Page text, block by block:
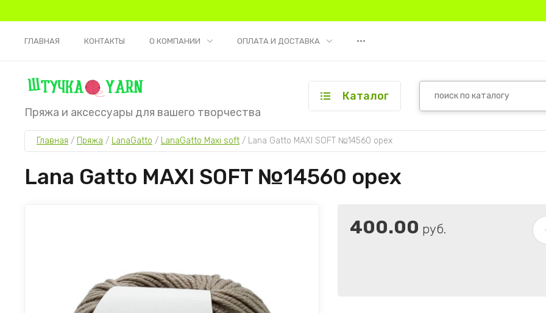
ГЛАВНАЯ КОНТАКТЫ О КОМПАНИИ ОПЛАТА И ДОСТАВКА •••
Пряжа и аксессуары для вашего творчества
Каталог
Главная / Пряжа / LanaGatto / LanaGatto Maxi soft / Lana Gatto MAXI SOFT №14560 орех
Lana Gatto MAXI SOFT №14560 орех
400.00 руб.